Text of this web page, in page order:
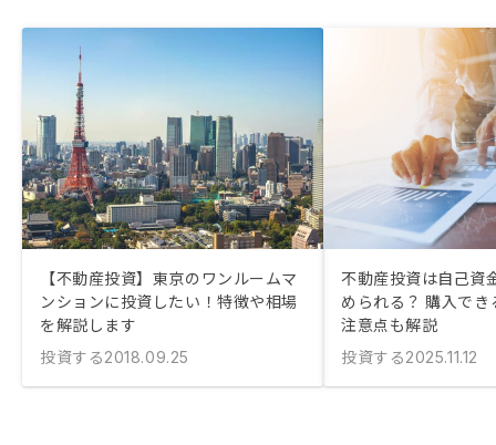
【不動産投資】東京のワンルームマ
ンションに投資したい！特徴や相場
を解説します
投資する2018.09.25
不動産投資は自己資
められる？ 購入で
注意点も解説
投資する2025.11.12